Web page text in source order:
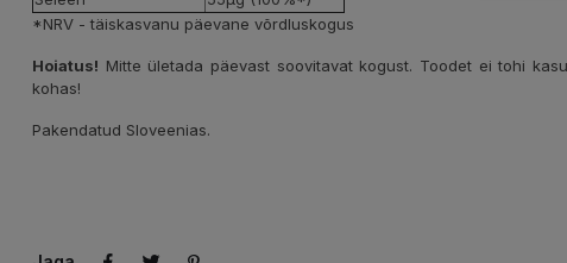
*NRV - täiskasvanu päevane võrdluskogus
Hoiatus! Mitte ületada päevast soovitavat kogust. Toodet ei tohi
kohas!
Pakendatud Sloveenias.